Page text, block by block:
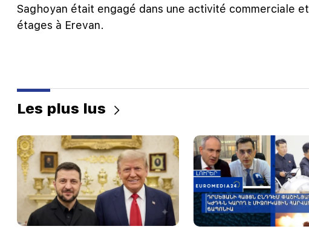
Saghoyan était engagé dans une activité commerciale
étages à Erevan.
Les plus lus